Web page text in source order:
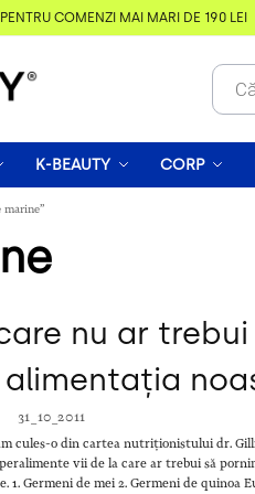
COMENZI MAI MARI DE 190 LEI
K-BEAUTY CORP
nu ar trebui
31_10_2011
cules-o din cartea nutriționistului dr.
vii de la care ar trebui să
Germeni de mei 2. Germeni de quinoa